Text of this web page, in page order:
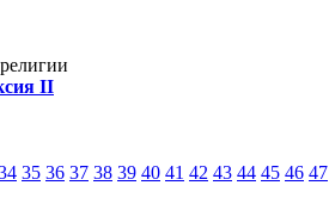
II
35 36 37 38 39 40 41 42 43 44 45 46 47